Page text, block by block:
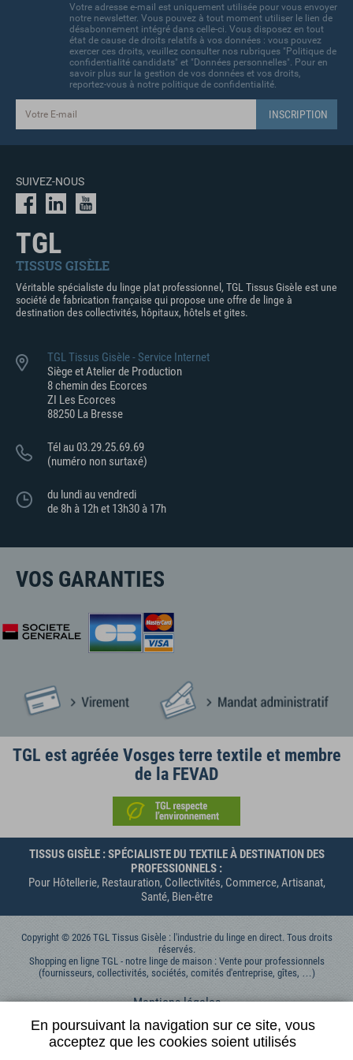
Votre adresse e-mail est uniquement utilisée pour vous envoyer
notre newsletter. Vous pouvez à tout moment utiliser le lien de
désabonnement intégré dans celle-ci. Vous disposez en tout
état de cause de droits relatifs à vos données : vous pouvez
exercer ces droits, veuillez consulter nos rubriques "Politique de
confidentialité candidats" et "Données personnelles". Pour en
savoir plus sur la gestion de vos données et vos droits,
reportez-vous à notre politique de confidentialité.
SUIVEZ-NOUS
TGL
TISSUS GISÈLE
Véritable spécialiste du linge plat professionnel, TGL Tissus Gisèle est une
société de fabrication française qui propose une offre de linge à
destination des collectivités, hôpitaux, hôtels et gites.
TGL Tissus Gisèle - Service Internet
Siège et Atelier de Production
8 chemin des Ecorces
ZI Les Ecorces
88250 La Bresse
Tél au 03.29.25.69.69
(numéro non surtaxé)
du lundi au vendredi
de 8h à 12h et 13h30 à 17h
VOS GARANTIES
TGL est agréée Vosges terre textile et membre
de la FEVAD
TISSUS GISÈLE : SPÉCIALISTE DU TEXTILE À DESTINATION DES
PROFESSIONNELS :
Pour Hôtellerie, Restauration, Collectivités, Commerce, Artisanat,
Santé, Bien-être
Copyright © 2026 TGL Tissus Gisèle : l'industrie du linge en direct. Tous droits
réservés.
Shopping en ligne TGL - notre linge de maison : Vente pour professionnels
(fournisseurs, collectivités, sociétés, comités d'entreprise, gîtes, …)
Mentions légales
Données personnelles
Contactez-nous
En poursuivant la navigation sur ce site, vous
acceptez que les cookies soient utilisés